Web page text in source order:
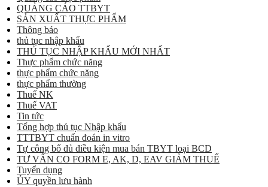
QUẢNG CÁO TTBYT
SẢN XUẤT THỰC PHẨM
Thông báo
thủ tục nhập khẩu
THỦ TỤC NHẬP KHẨU MỚI NHẤT
Thực phẩm chức năng
thực phẩm chức năng
thực phẩm thường
Thuế NK
Thuế VAT
Tin tức
Tổng hợp thủ tục Nhập khẩu
TTTBYT chuẩn đoán in vitro
Tự công bố đủ điều kiện mua bán TBYT loại BCD
TƯ VẤN CO FORM E, AK, D, EAV GIẢM THUẾ
Tuyển dụng
ỦY quyền lưu hành